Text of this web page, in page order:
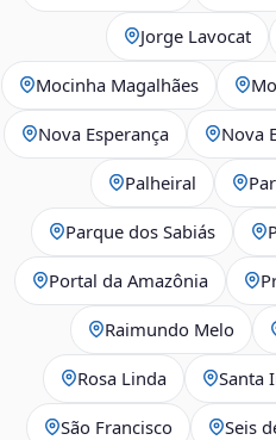
Jorge Lavocat
Mocinha Magalhães
Nova Esperança Nova
Palheiral
Parque dos Sabiás
Portal da Amazônia
Raimundo Melo
Rosa Linda Santa
São Francisco Seis